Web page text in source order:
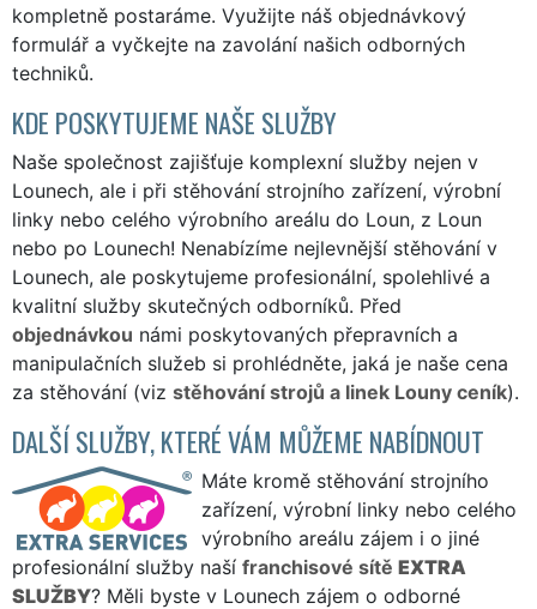
kompletně postaráme. Využijte náš objednávkový
formulář a vyčkejte na zavolání našich odborných
techniků.
KDE POSKYTUJEME NAŠE SLUŽBY
Naše společnost zajišťuje komplexní služby nejen v
Lounech, ale i při stěhování strojního zařízení, výrobní
linky nebo celého výrobního areálu do Loun, z Loun
nebo po Lounech! Nenabízíme nejlevnější stěhování v
Lounech, ale poskytujeme profesionální, spolehlivé a
kvalitní služby skutečných odborníků. Před
objednávkou námi poskytovaných přepravních a
manipulačních služeb si prohlédněte, jaká je naše cena
za stěhování (viz stěhování strojů a linek Louny ceník).
DALŠÍ SLUŽBY, KTERÉ VÁM MŮŽEME NABÍDNOUT
Máte kromě stěhování strojního
zařízení, výrobní linky nebo celého
výrobního areálu zájem i o jiné
profesionální služby naší franchisové sítě EXTRA
SLUŽBY? Měli byste v Lounech zájem o odborné